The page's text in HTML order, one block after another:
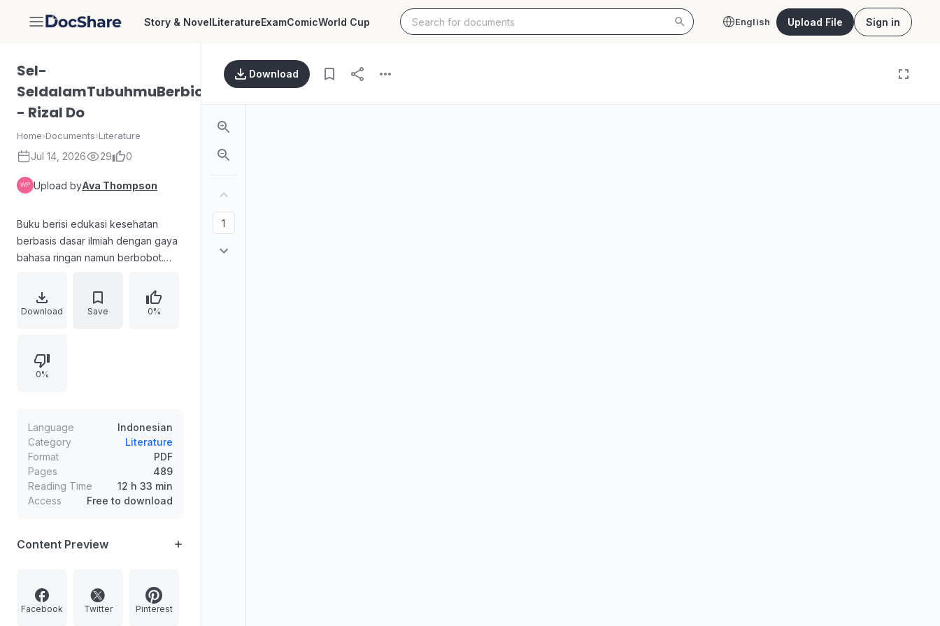
DocShare Story & NovelLiteratureExamComicWorld Cup English Upload File Sign in
Sel-
SeldalamTubuhmuBerbicara
- Rizal Do
Home›Documents›Literature
Jul 14, 2026 29 0
Upload byAva Thompson
Buku berisi edukasi kesehatan
berbasis dasar ilmiah dengan gaya
bahasa ringan namun berbobot.
kiat praktis yang dapat langsung
dipraktikkan, mulai dari penanganan
tubuh. Disertai penjelasan istilah dan
kondisi medis agar lebih mudah
Download Save 0%
0%
Language
Indonesian
Category
Literature
Format
PDF
Pages
489
Reading Time
12 h 33 min
Access
Free to download
Content Preview
Facebook Twitter Pinterest
Download